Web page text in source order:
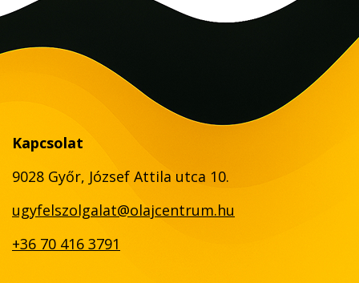
Kapcsolat
9028 Győr, József Attila utca 10.
ugyfelszolgalat@olajcentrum.hu
+36 70 416 3791